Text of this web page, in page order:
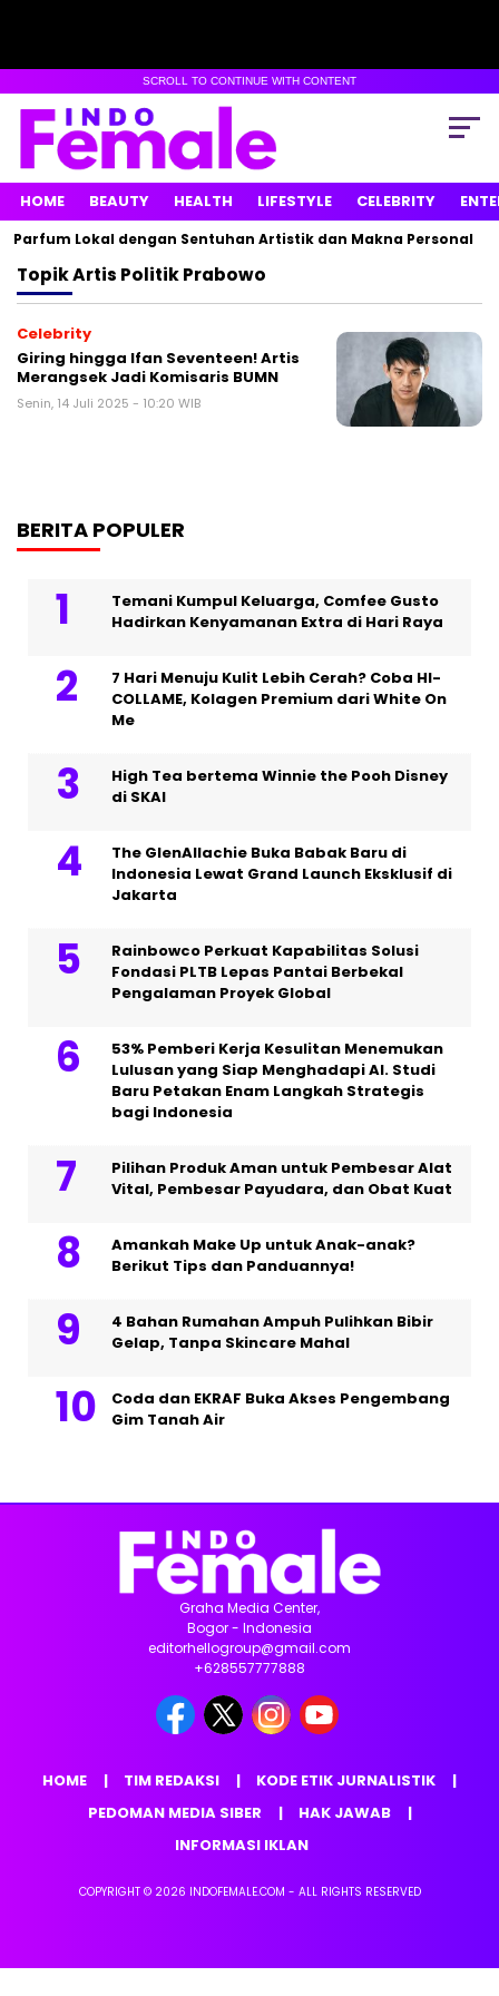
SCROLL TO CONTINUE WITH CONTENT
HOME BEAUTY HEALTH LIFESTYLE CELEBRITY
Lokal dengan Sentuhan Artistik dan Makna Personal
TopikArtis Politik Prabowo
Celebrity
Giring hingga Ifan Seventeen! Artis
Merangsek Jadi Komisaris BUMN
Senin, 14 Juli 2025 - 10:20 WIB
BERITA POPULER
Temani Kumpul Keluarga, Comfee Gusto
Hadirkan Kenyamanan Extra di Hari Raya
7 Hari Menuju Kulit Lebih Cerah? Coba HI-
COLLAME, Kolagen Premium dari White On
Me
High Tea bertema Winnie the Pooh Disney
di SKAI
The GlenAllachie Buka Babak Baru di
Indonesia Lewat Grand Launch Eksklusif di
Jakarta
Rainbowco Perkuat Kapabilitas Solusi
Fondasi PLTB Lepas Pantai Berbekal
Pengalaman Proyek Global
53% Pemberi Kerja Kesulitan Menemukan
Lulusan yang Siap Menghadapi AI. Studi
Baru Petakan Enam Langkah Strategis
bagi Indonesia
Pilihan Produk Aman untuk Pembesar Alat
Vital, Pembesar Payudara, dan Obat Kuat
Amankah Make Up untuk Anak-anak?
Berikut Tips dan Panduannya!
4 Bahan Rumahan Ampuh Pulihkan Bibir
Gelap, Tanpa Skincare Mahal
Coda dan EKRAF Buka Akses Pengembang
Gim Tanah Air
Graha Media Center,
Bogor - Indonesia
editorhellogroup@gmail.com
+628557777888
HOME TIM REDAKSI
KODE ETIK JURNALISTIK
PEDOMAN MEDIA SIBER
HAK JAWAB
INFORMASI IKLAN
COPYRIGHT © 2026 INDOFEMALE.COM - ALL RIGHTS RESERVED